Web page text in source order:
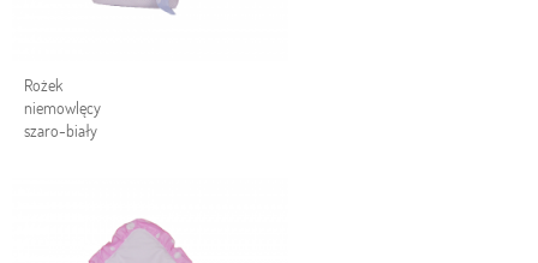
Rożek
niemowlęcy
szaro-biały